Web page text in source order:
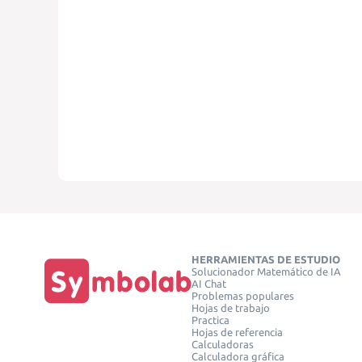
HERRAMIENTAS DE ESTUDIO
Solucionador Matemático de IA
AI Chat
Problemas populares
Hojas de trabajo
Practica
Hojas de referencia
Calculadoras
Calculadora gráfica